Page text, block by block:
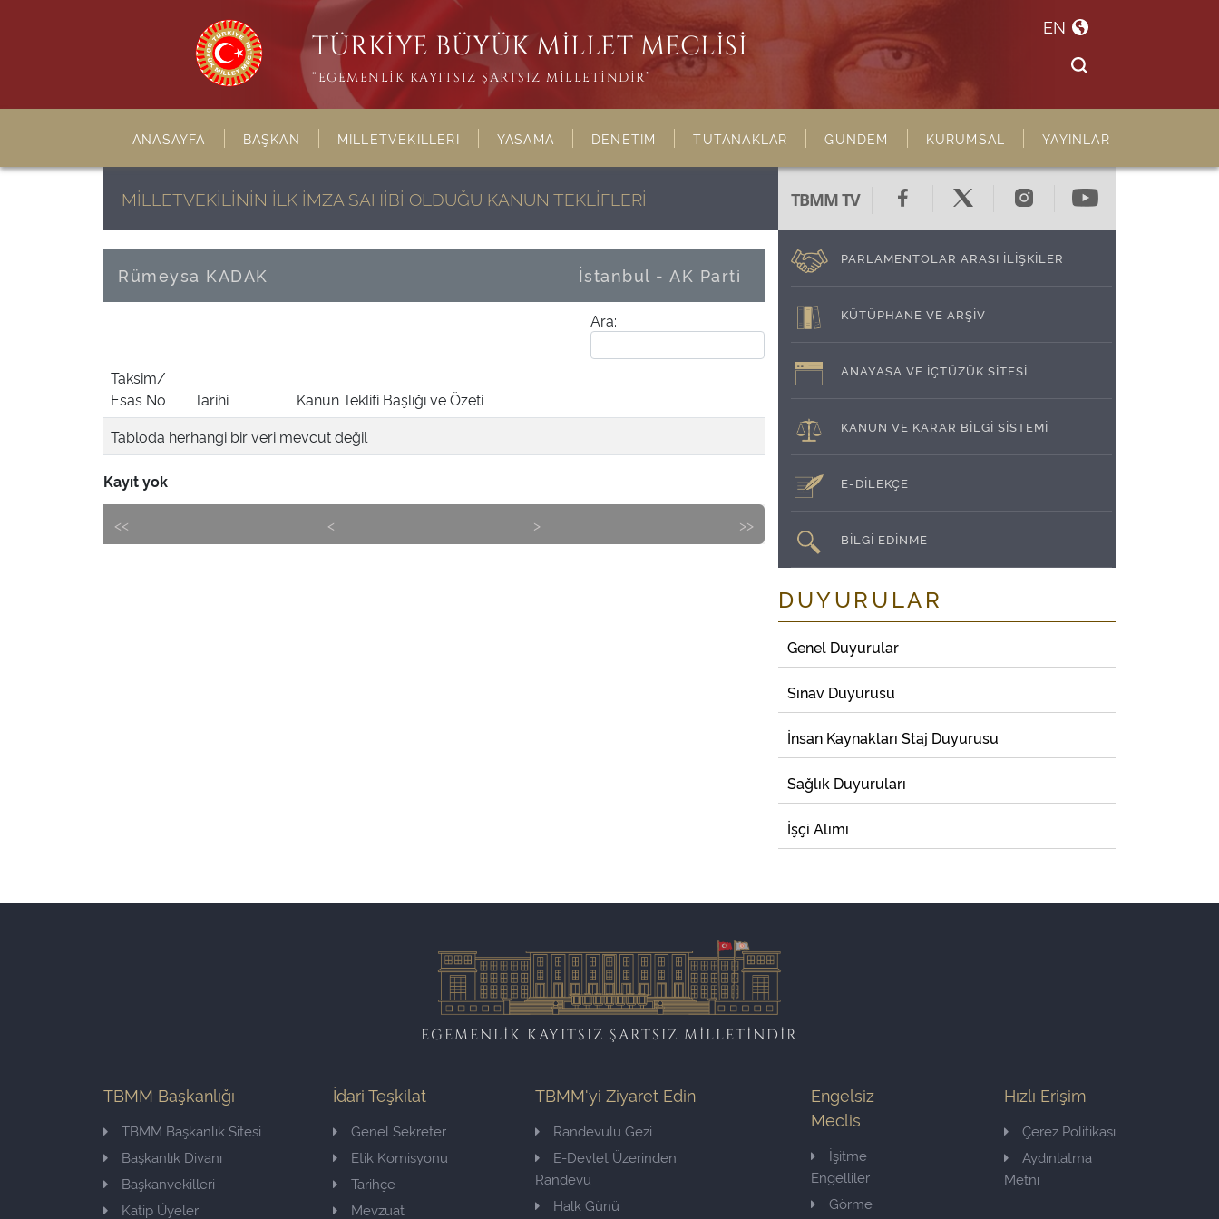
TÜRKİYE BÜYÜK MİLLET MECLİSİ
“EGEMENLİK KAYITSIZ ŞARTSIZ MİLLETİNDİR”
EN
ANASAYFA BAŞKAN MİLLETVEKİLLERİ YASAMA DENETİM TUTANAKLAR GÜNDEM KURUMSAL YAYINLAR
MİLLETVEKİLİNİN İLK İMZA SAHİBİ OLDUĞU KANUN TEKLİFLERİ
Rümeysa KADAK İstanbul - AK Parti
Ara:
Taksim/
Esas No
Tarihi
Kanun Teklifi Başlığı ve Özeti
Tabloda herhangi bir veri mevcut değil
Kayıt yok
<< < > >>
TBMM TV
PARLAMENTOLAR ARASI İLİŞKİLER
KÜTÜPHANE VE ARŞİV
ANAYASA VE İÇTÜZÜK SİTESİ
KANUN VE KARAR BİLGİ SİSTEMİ
E-DİLEKÇE
BİLGİ EDİNME
DUYURULAR
Genel Duyurular
Sınav Duyurusu
İnsan Kaynakları Staj Duyurusu
Sağlık Duyuruları
İşçi Alımı
EGEMENLİK KAYITSIZ ŞARTSIZ MİLLETİNDİR
TBMM Başkanlığı
TBMM Başkanlık Sitesi
Başkanlık Divanı
Başkanvekilleri
Katip Üyeler
İdari Teşkilat
Genel Sekreter
Etik Komisyonu
Tarihçe
Mevzuat
TBMM'yi Ziyaret Edin
Randevulu Gezi
E-Devlet Üzerinden
Randevu
Halk Günü
Engelsiz
Meclis
İşitme
Engelliler
Görme
Hızlı Erişim
Çerez Politikası
Aydınlatma
Metni